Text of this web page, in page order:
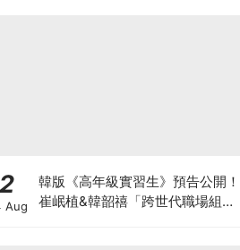
2
Aug
韓版《高年級實習生》預告公開！
崔岷植&韓韶禧「跨世代職場組